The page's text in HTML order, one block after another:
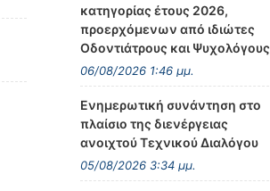
κατηγορίας έτους 2026,
προερχόμενων από ιδιώτες
Οδοντιάτρους και Ψυχολόγους
06/08/2026 1:46 μμ.
Ενημερωτική συνάντηση στο
πλαίσιο της διενέργειας
ανοιχτού Τεχνικού Διαλόγου
05/08/2026 3:34 μμ.